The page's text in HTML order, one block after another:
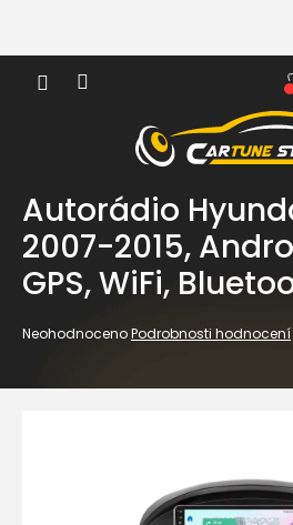
obsah
Autorádio
2007-2015,
GPS, WiFi,
Průměrné
je
NeohodnocenoPodrobnosti hodnocení